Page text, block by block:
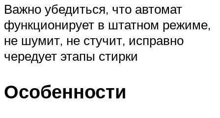
Важно убедиться, что автомат
функционирует в штатном режиме,
не шумит, не стучит, исправно
чередует этапы стирки
Особенности